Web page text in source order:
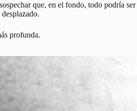
que, en el fondo, todo podría ser
profunda.